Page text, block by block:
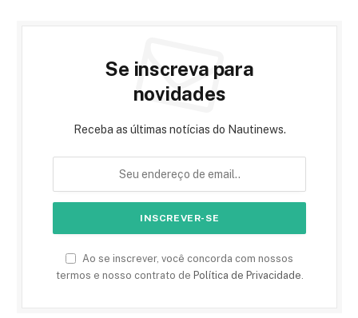
Se inscreva para
novidades
Receba as últimas notícias do Nautinews.
Ao se inscrever, você concorda com nossos
termos e nosso contrato de Política de Privacidade.